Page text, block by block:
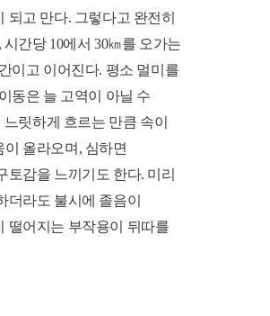
되고 만다. 그렇다고 완전히
간당 10에서 30㎞를 오가는
이고 이어진다. 평소 멀미를
동은 늘 고역이 아닐 수
릿하게 흐르는 만큼 속이
올라오며, 심하면
토감을 느끼기도 한다. 미리
더라도 불시에 졸음이
떨어지는 부작용이 뒤따를